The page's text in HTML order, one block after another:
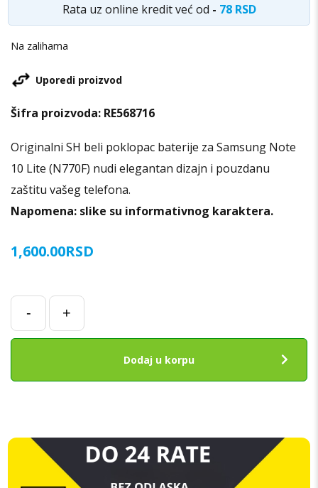
Rata uz online kredit već od - 78 RSD
1,600.00RSD
Na zalihama
Originalni SH beli poklopac baterije za Samsung Note
10 Lite (N770F) nudi elegantan dizajn i pouzdanu
zaštitu vašeg telefona.
Napomena: slike su informativnog karaktera.
-
Poklopac
baterije
za
ORIGINAL
+
Dodaj u korpu
Uporedi proizvod
Šifra proizvoda: RE568716